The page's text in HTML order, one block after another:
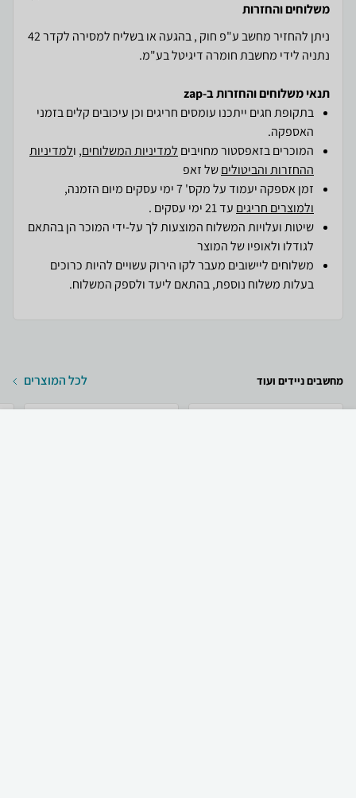
משלוחים והחזרות
ניתן להחזיר מחשב ע"פ חוק , בהגעה או בשליח למסירה לקדר 42
נתניה לידי מחשבת חומרה דיגיטל בע"מ.
תנאי משלוחים והחזרות ב-zap
בתקופת חגים ייתכנו עומסים חריגים וכן עיכובים קלים בזמני
האספקה.
המוכרים בזאפסטור מחויבים למדיניות המשלוחים, ולמדיניות
ההחזרות והביטוליםשל זאפ
זמן אספקה יעמוד על מקס' 7 ימי עסקים מיום הזמנה,
ולמוצרים חריגים עד 21 ימי עסקים .
שיטות ועלויות המשלוח המוצעות לך על-ידי המוכר הן בהתאם
לגודלו ולאופיו של המוצר
משלוחים ליישובים מעבר לקו הירוק עשויים להיות כרוכים
בעלות משלוח נוספת, בהתאם ליעד ולספק המשלוח.
מחשבים ניידים ועוד לכל המוצרים